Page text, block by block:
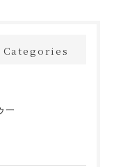
Categories
ー